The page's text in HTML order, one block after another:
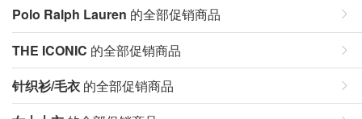
Polo Ralph Lauren 的全部促销商品
THE ICONIC 的全部促销商品
针织衫/毛衣 的全部促销商品